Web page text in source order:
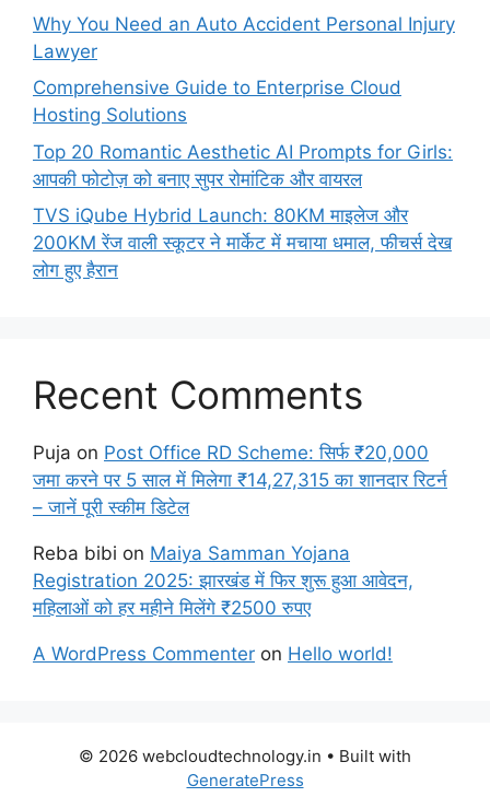
Why You Need an Auto Accident Personal Injury
Lawyer
Comprehensive Guide to Enterprise Cloud
Hosting Solutions
Top 20 Romantic Aesthetic AI Prompts for Girls:
आपकी फोटोज़ को बनाए सुपर रोमांटिक और वायरल
TVS iQube Hybrid Launch: 80KM माइलेज और
200KM रेंज वाली स्कूटर ने मार्केट में मचाया धमाल, फीचर्स देख
लोग हुए हैरान
Recent Comments
Puja on Post Office RD Scheme: सिर्फ ₹20,000
जमा करने पर 5 साल में मिलेगा ₹14,27,315 का शानदार रिटर्न
– जानें पूरी स्कीम डिटेल
Reba bibi on Maiya Samman Yojana
Registration 2025: झारखंड में फिर शुरू हुआ आवेदन,
महिलाओं को हर महीने मिलेंगे ₹2500 रुपए
A WordPress Commenter on Hello world!
© 2026 webcloudtechnology.in • Built with
GeneratePress